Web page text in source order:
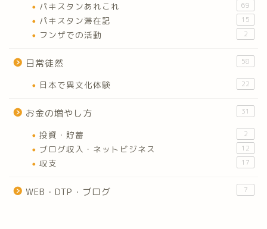
パキスタンあれこれ 69
パキスタン滞在記 15
フンザでの活動 2
日常徒然 58
日本で異文化体験 22
お金の増やし方 31
投資・貯蓄 2
ブログ収入・ネットビジネス 12
収支 17
WEB・DTP・ブログ 7